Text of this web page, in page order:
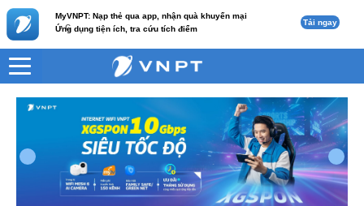
MyVNPT: Nạp thẻ qua app, nhận quà khuyến mại
Ứng dụng tiện ích, tra cứu tích điểm
c Tải ngay